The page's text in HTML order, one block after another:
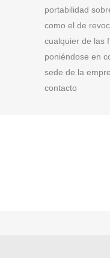
portabilidad
como el de
cualquier de las
poniéndose en
sede de la
contacto